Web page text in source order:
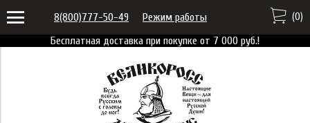
Бесплатная доставка при покупке от 7 000 руб.!
8(800)777-50-49 Режим работы (0)